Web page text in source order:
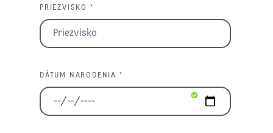
PRIEZVISKO *
DÁTUM NARODENIA *